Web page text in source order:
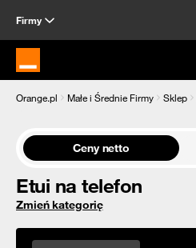
Firmy
Strona główna Orange.pl
Orange.pl Małe i Średnie Firmy Sklep
Ceny netto
Etui na telefon
Zmień kategorię